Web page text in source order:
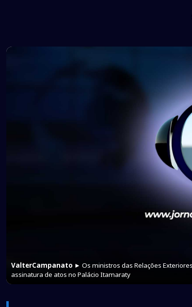
ValterCampanato ► Os ministros das Relações
assinatura de atos no Palácio Itamaraty